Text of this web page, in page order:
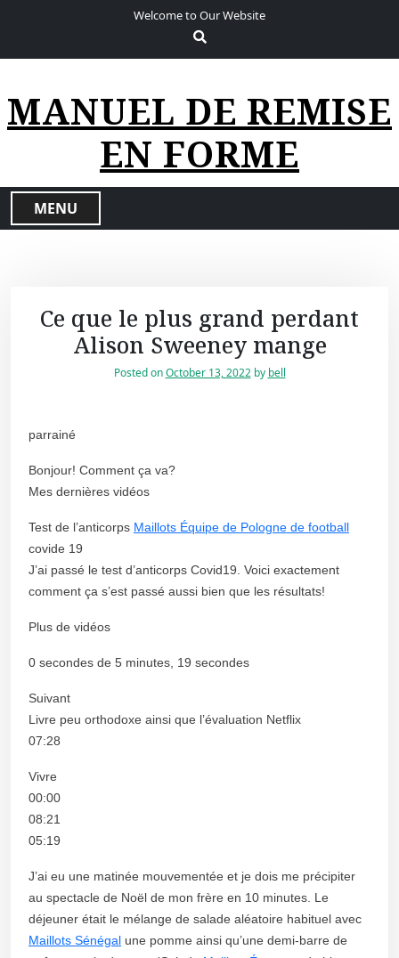
Welcome to Our Website
MANUEL DE REMISE
EN FORME
MENU
Ce que le plus grand perdant
Alison Sweeney mange
Posted onOctober 13, 2022by bell
parrainé
Bonjour! Comment ça va?
Mes dernières vidéos
Test de l’anticorps Maillots Équipe de Pologne de football
covide 19
J’ai passé le test d’anticorps Covid19. Voici exactement
comment ça s’est passé aussi bien que les résultats!
Plus de vidéos
0 secondes de 5 minutes, 19 secondes
Suivant
Livre peu orthodoxe ainsi que l’évaluation Netflix
07:28
Vivre
00:00
08:21
05:19
J’ai eu une matinée mouvementée et je dois me précipiter
au spectacle de Noël de mon frère en 10 minutes. Le
déjeuner était le mélange de salade aléatoire habituel avec
Maillots Sénégal une pomme ainsi qu’une demi-barre de